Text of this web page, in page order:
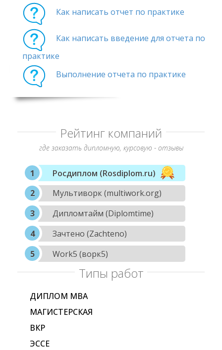
Как написать отчет по практике
Как написать введение для отчета по
практике
Выполнение отчета по практике
Рейтинг компаний
где заказать дипломную, курсовую - отзывы
Росдиплом (Rosdiplom.ru)
Мультиворк (multiwork.org)
Дипломтайм (Diplomtime)
Зачтено (Zachteno)
Work5 (ворк5)
Типы работ
ДИПЛОМ МВА
МАГИСТЕРСКАЯ
ВКР
ЭССЕ